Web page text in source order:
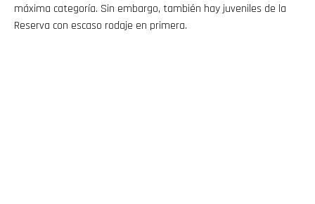
máxima categoría. Sin embargo, también hay juveniles de la
Reserva con escaso rodaje en primera.